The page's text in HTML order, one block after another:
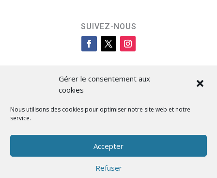
Gérer le consentement aux
cookies
Nous utilisons des cookies pour optimiser notre site web et notre
service.
Accepter
Refuser
SUIVEZ-NOUS
Cità di L’Isula